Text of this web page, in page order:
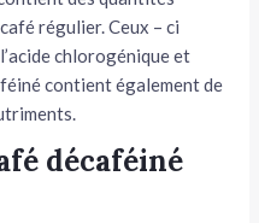
régulier. Ceux – ci
chlorogénique et
contient également de
décaféiné